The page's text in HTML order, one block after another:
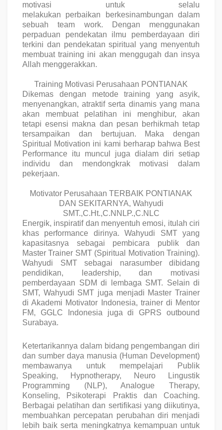
motivasi untuk selalu
melakukan perbaikan berkesinambungan dalam
sebuah team work. Dengan menggunakan
perpaduan pendekatan ilmu pemberdayaan diri
terkini dan pendekatan spiritual
yang menyentuh
membuat training ini akan menggugah dan insya
Allah menggerakkan.
Training Motivasi Perusahaan PONTIANAK
Dikemas dengan metode training yang asyik,
menyenangkan, atraktif serta dinamis yang mana
akan membuat pelatihan ini menghibur, akan
tetapi esensi makna dan pesan berhikmah tetap
tersampaikan dan bertujuan. Maka dengan
Spiritual Motivation ini kami berharap bahwa Best
Performance itu muncul juga dialam diri setiap
individu dan mendongkrak motivasi dalam
pekerjaan.
Motivator Perusahaan TERBAIK PONTIANAK
DAN SEKITARNYA, Wahyudi
SMT.,C.Ht.,C.NNLP.,C.NLC
Energik, inspiratif dan menyentuh emosi, itulah ciri
khas performance dirinya. Wahyudi SMT yang
kapasitasnya sebagai pembicara publik dan
Master Trainer SMT (Spiritual Motivation Training).
Wahyudi SMT sebagai narasumber dibidang
pendidikan, leadership, dan motivasi
pemberdayaan SDM di lembaga SMT. Selain di
SMT, Wahyudi SMT juga menjadi Master Trainer
di Akademi Motivator Indonesia, trainer di Mentor
FM, GGLC Indonesia juga di GPRS outbound
Surabaya.
Ketertarikannya dalam bidang pengembangan diri
dan sumber daya manusia (Human Development)
membawanya untuk mempelajari Publik
Speaking, Hypnotherapy, Neuro Lingustik
Programming (NLP), Analogue Therapy,
Konseling, Psikoterapi Praktis dan Coaching.
Berbagai pelatihan dan sertifikasi yang diikutinya,
membuahkan percepatan perubahan diri menjadi
lebih baik serta meningkatnya kemampuan untuk